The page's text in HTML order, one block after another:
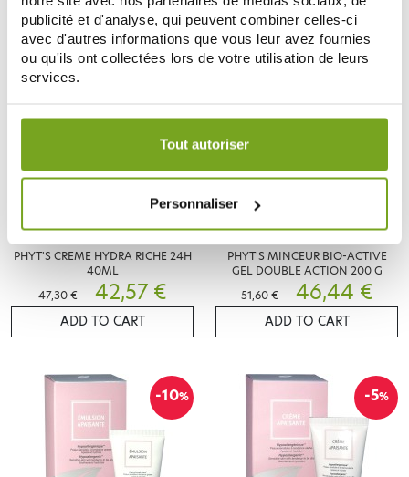
publicité et d'analyse, qui peuvent combiner celles-ci
avec d'autres informations que vous leur avez fournies
ou qu'ils ont collectées lors de votre utilisation de leurs
services.
Votre choix de consentement est conservé pendant une
Tout autoriser
Personnaliser
PHYT'S CREME HYDRA RICHE 24H
40ML
47,30 €
42,57 €
ADD TO CART
PHYT'S MINCEUR BIO-ACTIVE
GEL DOUBLE ACTION 200 G
51,60 €
46,44 €
ADD TO CART
-10% -5%